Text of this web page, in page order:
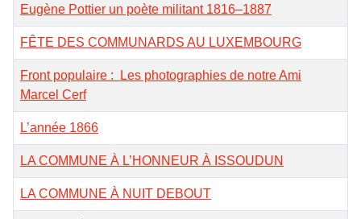
Eugène Pottier un poète militant 1816–1887
FÊTE DES COMMUNARDS AU LUXEMBOURG
Front populaire : Les photographies de notre Ami
Marcel Cerf
L’année 1866
LA COMMUNE À L’HONNEUR À ISSOUDUN
LA COMMUNE À NUIT DEBOUT